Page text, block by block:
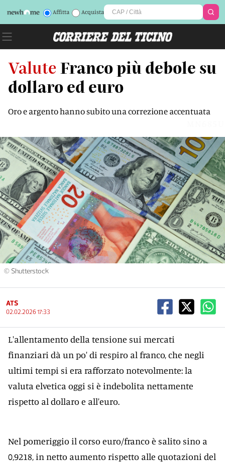
Affitta Acquista
Valute Franco più debole su
dollaro ed euro
Oro e argento hanno subito una correzione accentuata
© Shutterstock
ATS
02.02.2026 17:33
L'allentamento della tensione sui mercati
finanziari dà un po' di respiro al franco, che negli
ultimi tempi si era rafforzato notevolmente: la
valuta elvetica oggi si è indebolita nettamente
rispetto al dollaro e all'euro.
Nel pomeriggio il corso euro/franco è salito sino a
0,9218, in netto aumento rispetto alle quotazioni del